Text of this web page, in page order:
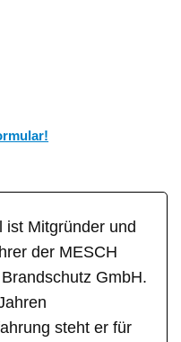
ist Mitgründer und
der MESCH
GmbH.
steht er für